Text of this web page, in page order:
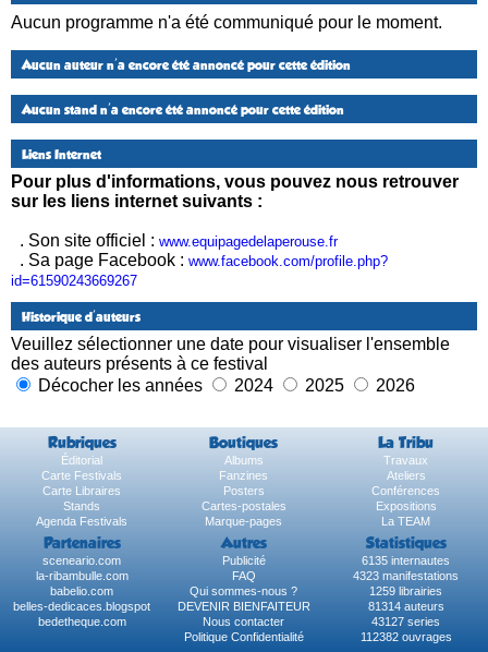
Aucun programme n'a été communiqué pour le moment.
Aucun auteur n'a encore été annoncé pour cette édition
Aucun stand n'a encore été annoncé pour cette édition
Liens Internet
Pour plus d'informations, vous pouvez nous retrouver
sur les liens internet suivants :
. Son site officiel : www.equipagedelaperouse.fr
. Sa page Facebook : www.facebook.com/profile.php?
id=61590243669267
Historique d'auteurs
Veuillez sélectionner une date pour visualiser l'ensemble
des auteurs présents à ce festival
Décocher les années
2024 2025 2026
Rubriques Boutiques La Tribu
Éditorial Albums
Travaux
Carte Festivals
Fanzines
Ateliers
Carte Libraires
Posters
Conférences
Stands
Cartes-postales
Expositions
Agenda Festivals
Marque-pages La TEAM
Partenaires Autres Statistiques
sceneario.com Publicité
6135 internautes
la-ribambulle.com
FAQ
4323 manifestations
babelio.com
Qui sommes-nous ?
1259 librairies
belles-dedicaces.blogspot
DEVENIR BIENFAITEUR
81314 auteurs
bedetheque.com
Nous contacter
43127 series
Politique Confidentialité
112382 ouvrages